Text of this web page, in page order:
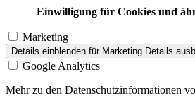
Einwilligung für Cookies und
Marketing
Details einblenden für Marketing Details
Google Analytics
Mehr zu den Datenschutzinformationen